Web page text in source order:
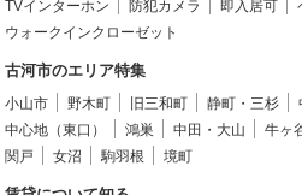
TVインターホン
防犯カメラ 即入居可
ウォークインクローゼット
古河市のエリア特集
小山市 野木町 旧三和町 静町・三杉
中心地（東口）
鴻巣 中田・大山 牛ヶ
関戸
女沼 駒羽根 境町